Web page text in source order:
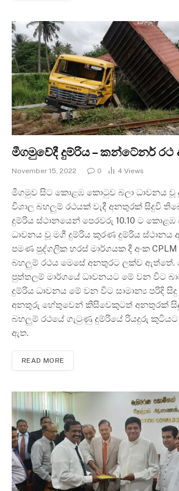
මීගමුවේදී දුම්රිය – කන්ටේනර්
November 15, 2022 0 4 Views
මීගමුව සිට කොළඹ කොටුව බලා ධාවනය වූ
විශාල බහලුම් රථයක් වැදී අනතුරක් සිදුවි
දුම්රිය ස්ථානයෙන් පෙරවරු 10.10 ට
ධාවනය වූ මගී දුම්රිය කුරණ දුම්රිය ස්ථානය
පමණ පුද්ගලික හරස් මාර්ගයක දී අංක
බහලුම් රථය මෙසේ අනතුරට ලක්ව ඇත්තේ.
පුත්තලම් මාර්ගයේ ධාවනයට මේ වන විට
දුම්රිය ධාවනය මේ වන විට සාමාන්‍ය පරිදි
අනතුරු හේතුවෙන් කිසිවෙකුටත් අනතුරක් සිදු
බහලුම් රථයේ ගැටුණු දුම්රියේ රියදුරු කුටියට
ඇත.
READ MORE